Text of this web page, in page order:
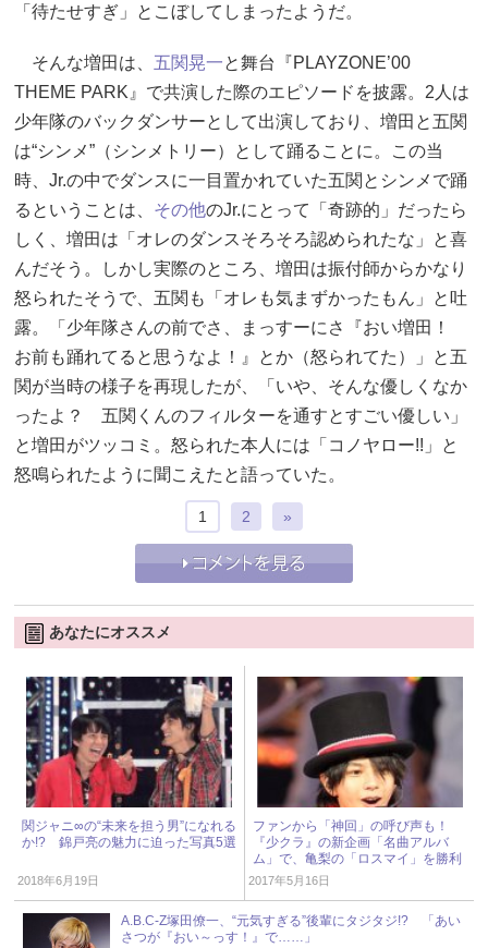
「待たせすぎ」とこぼしてしまったようだ。
そんな増田は、 五関晃一と舞台『PLAYZONE’00
THEME PARK』で共演した際のエピソードを披露。2人は
少年隊のバックダンサーとして出演しており、増田と五関
は“シンメ”（シンメトリー）として踊ることに。この当
時、Jr.の中でダンスに一目置かれていた五関とシンメで踊
るということは、 その他のJr.にとって「奇跡的」だったら
しく、増田は「オレのダンスそろそろ認められたな」と喜
んだそう。しかし実際のところ、増田は振付師からかなり
怒られたそうで、五関も「オレも気まずかったもん」と吐
露。「少年隊さんの前でさ、まっすーにさ『おい増田！
お前も踊れてると思うなよ！』とか（怒られてた）」と五
関が当時の様子を再現したが、「いや、そんな優しくなか
ったよ？ 五関くんのフィルターを通すとすごい優しい」
と増田がツッコミ。怒られた本人には「コノヤロー!!」と
怒鳴られたように聞こえたと語っていた。
1 2 »
あなたにオススメ
関ジャニ∞の“未来を担う男”になれる
か!? 錦戸亮の魅力に迫った写真5選
2018年6月19日
ファンから「神回」の呼び声も！
『少クラ』の新企画「名曲アルバ
ム」で、亀梨の「ロスマイ」を勝利
がパフォーマンス
2017年5月16日
A.B.C-Z塚田僚一、“元気すぎる”後輩にタジタジ!? 「あい
さつが『おい～っす！』で……」